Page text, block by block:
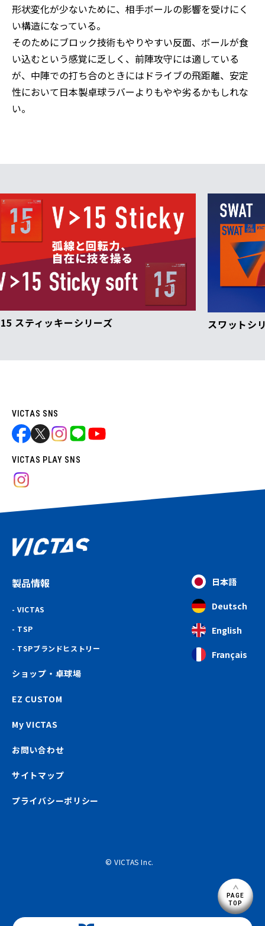
形状変化が少ないために、相手ボールの影響を受けにく
い構造になっている。
そのためにブロック技術もやりやすい反面、ボールが食
い込むという感覚に乏しく、前陣攻守には適している
が、中陣での打ち合のときにはドライブの飛距離、安定
性において日本製卓球ラバーよりもやや劣るかもしれな
い。
スワットシリーズ
VICTAS SNS
VICTAS PLAY SNS
製品情報
VICTAS
TSP
TSPブランドヒストリー
ショップ・卓球場
EZ CUSTOM
My VICTAS
お問い合わせ
サイトマップ
プライバシーポリシー
日本語
Deutsch
English
Français
© VICTAS Inc.
PAGE
TOP